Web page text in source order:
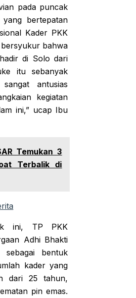
pada puncak
bertepatan
Kader PKK
bahwa
di Solo dari
itu sebanyak
antusias
kegiatan
ini,” ucap Ibu
Temukan 3
Terbalik di
ini, TP PKK
Adhi Bhakti
bentuk
kader yang
dari 25 tahun,
pin emas.